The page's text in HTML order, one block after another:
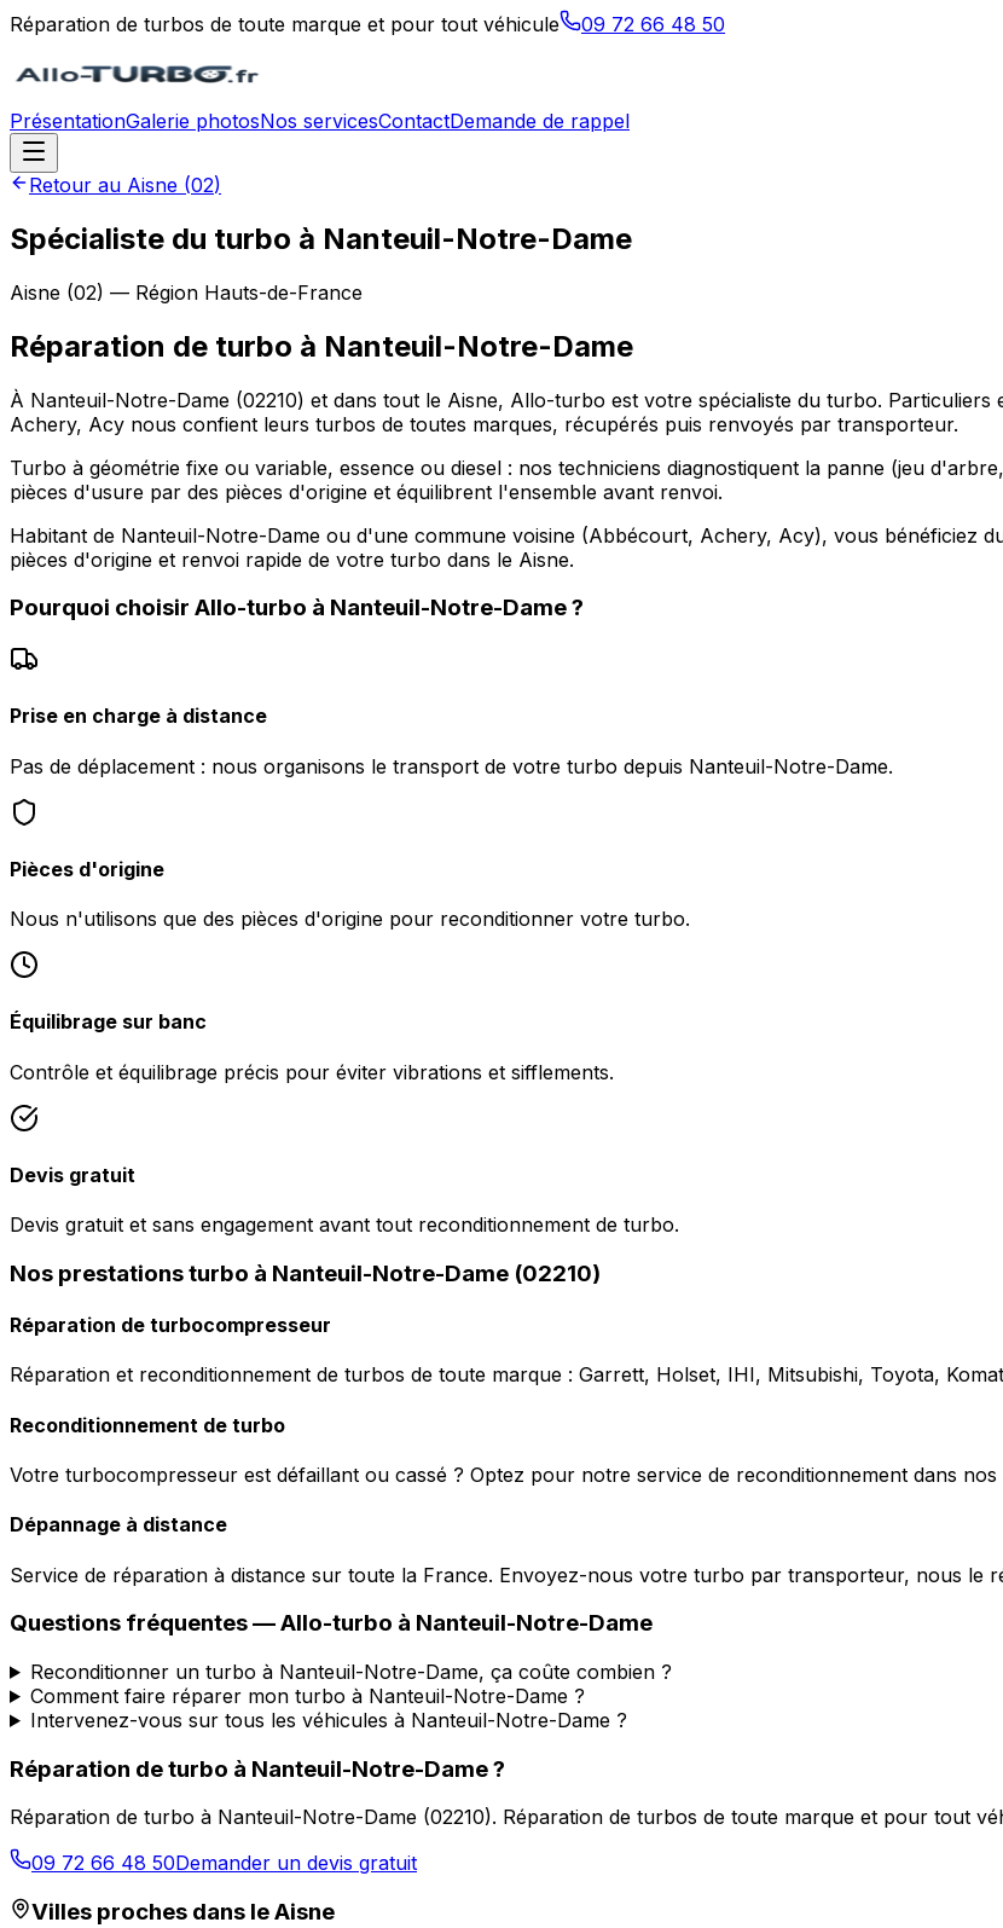
Réparation de turbos de toute marque et pour tout véhicule 09 72 66 48 50
PrésentationGalerie photosNos servicesContactDemande de rappel
Retour au Aisne (02)
Spécialiste du turbo à Nanteuil-Notre-Dame
Aisne (02) — Région Hauts-de-France
Réparation de turbo à Nanteuil-Notre-Dame
À Nanteuil-Notre-Dame (02210) et dans tout le Aisne, Allo-turbo est votre spécialiste du turbo.
Achery, Acy nous confient leurs turbos de toutes marques, récupérés puis renvoyés par transporteur.
Turbo à géométrie fixe ou variable, essence ou diesel : nos techniciens diagnostiquent la panne (jeu
pièces d'usure par des pièces d'origine et équilibrent l'ensemble avant renvoi.
Habitant de Nanteuil-Notre-Dame ou d'une commune voisine (Abbécourt, Achery, Acy), vous bénéficiez
pièces d'origine et renvoi rapide de votre turbo dans le Aisne.
Pourquoi choisir Allo-turbo à Nanteuil-Notre-Dame?
Prise en charge à distance
Pas de déplacement : nous organisons le transport de votre turbo depuis Nanteuil-Notre-Dame.
Pièces d'origine
Nous n'utilisons que des pièces d'origine pour reconditionner votre turbo.
Équilibrage sur banc
Contrôle et équilibrage précis pour éviter vibrations et sifflements.
Devis gratuit
Devis gratuit et sans engagement avant tout reconditionnement de turbo.
Nos prestations turbo à Nanteuil-Notre-Dame (02210)
Réparation de turbocompresseur
Réparation et reconditionnement de turbos de toute marque : Garrett, Holset, IHI, Mitsubishi, Toyota,
Reconditionnement de turbo
Votre turbocompresseur est défaillant ou cassé ? Optez pour notre service de reconditionnement dans
Dépannage à distance
Service de réparation à distance sur toute la France. Envoyez-nous votre turbo par transporteur, nous le
Questions fréquentes —Allo-turbo à Nanteuil-Notre-Dame
Reconditionner un turbo à Nanteuil-Notre-Dame, ça coûte combien ?
Comment faire réparer mon turbo à Nanteuil-Notre-Dame ?
Intervenez-vous sur tous les véhicules à Nanteuil-Notre-Dame ?
Réparation de turbo à Nanteuil-Notre-Dame?
Réparation de turbo à Nanteuil-Notre-Dame (02210). Réparation de turbos de toute marque et pour tout
09 72 66 48 50Demander un devis gratuit
Villes proches dans leAisne